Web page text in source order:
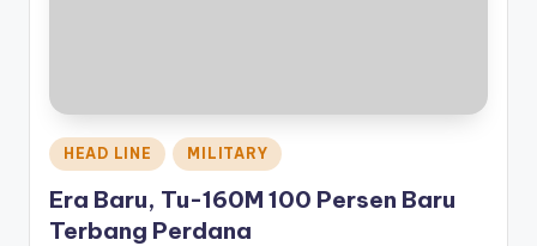
Posted
in
HEAD LINE MILITARY
Era Baru, Tu-160M 100 Persen Baru
Terbang Perdana